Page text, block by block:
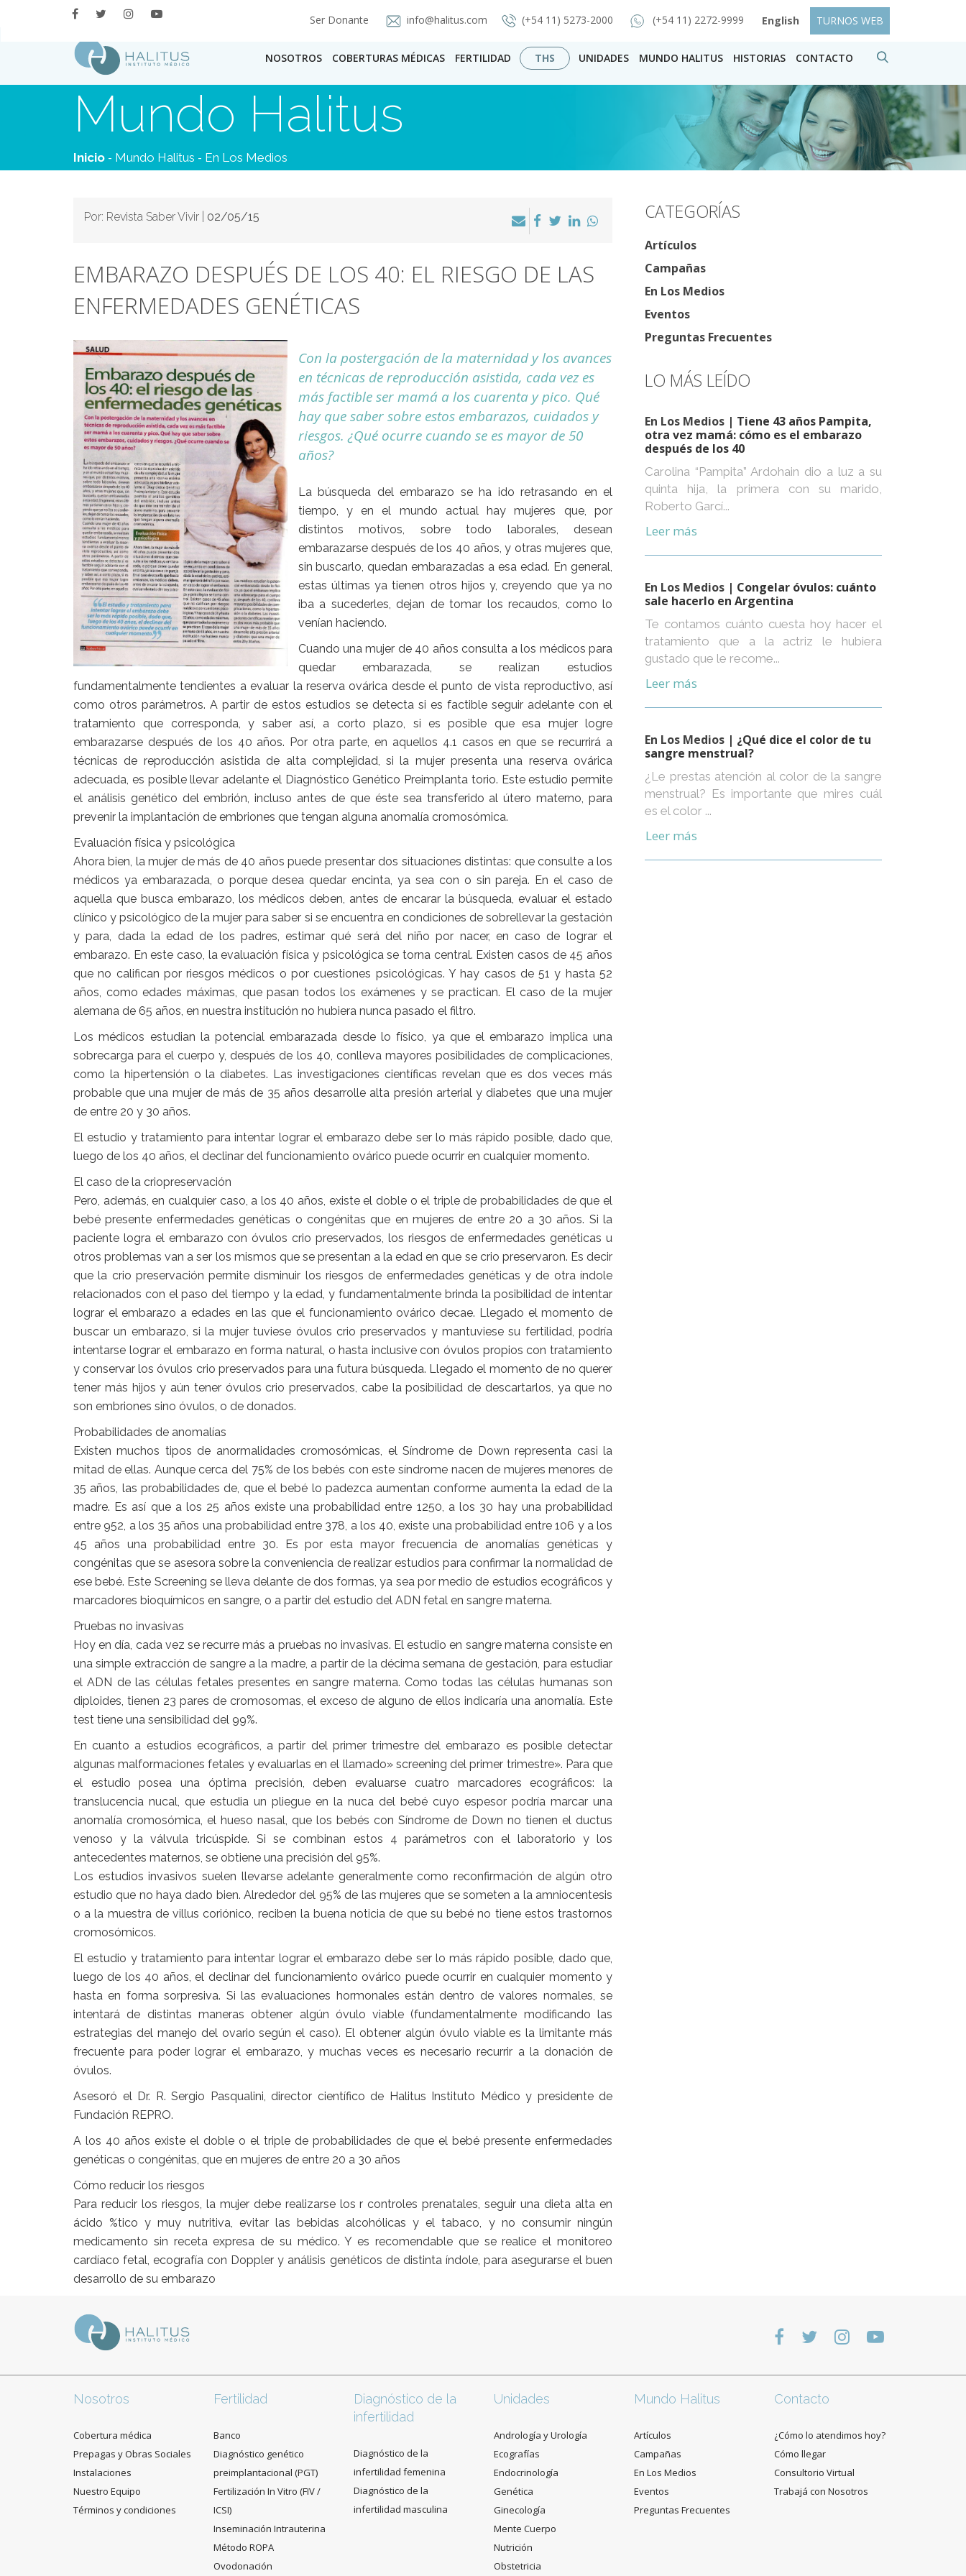
Ser Donante info@halitus.com (+54 11) 5273-2000 (+54 11) 2272-9999 English TURNOS WEB
NOSOTROS COBERTURAS MÉDICAS FERTILIDAD THS UNIDADES MUNDO HALITUS HISTORIAS CONTACTO
Mundo Halitus
Inicio - Mundo Halitus - En Los Medios
Por: Revista Saber Vivir | 02/05/15
EMBARAZO DESPUÉS DE LOS 40: EL RIESGO DE LAS
ENFERMEDADES GENÉTICAS
Con la postergación de la maternidad y los avances
en técnicas de reproducción asistida, cada vez es
más factible ser mamá a los cuarenta y pico. Qué
hay que saber sobre estos embarazos, cuidados y
riesgos. ¿Qué ocurre cuando se es mayor de 50
años?
La búsqueda del embarazo se ha ido retrasando en el
tiempo, y en el mundo actual hay mujeres que, por
distintos motivos, sobre todo laborales, desean
embarazarse después de los 40 años, y otras mujeres que,
sin buscarlo, quedan embarazadas a esa edad. En general,
estas últimas ya tienen otros hijos y, creyendo que ya no
iba a sucederles, dejan de tomar los recaudos, como lo
venían haciendo.
Cuando una mujer de 40 años consulta a los médicos para
quedar embarazada, se realizan estudios
fundamentalmente tendientes a evaluar la reserva ovárica desde el punto de vista reproductivo, así
como otros parámetros. A partir de estos estudios se detecta si es factible seguir adelante con el
tratamiento que corresponda, y saber así, a corto plazo, si es posible que esa mujer logre
embarazarse después de los 40 años. Por otra parte, en aquellos 4.1 casos en que se recurrirá a
técnicas de reproducción asistida de alta complejidad, si la mujer presenta una reserva ovárica
adecuada, es posible llevar adelante el Diagnóstico Genético Preimplanta torio. Este estudio permite
el análisis genético del embrión, incluso antes de que éste sea transferido al útero materno, para
prevenir la implantación de embriones que tengan alguna anomalía cromosómica.
Evaluación física y psicológica
Ahora bien, la mujer de más de 40 años puede presentar dos situaciones distintas: que consulte a los
médicos ya embarazada, o porque desea quedar encinta, ya sea con o sin pareja. En el caso de
aquella que busca embarazo, los médicos deben, antes de encarar la búsqueda, evaluar el estado
clínico y psicológico de la mujer para saber si se encuentra en condiciones de sobrellevar la gestación
y para, dada la edad de los padres, estimar qué será del niño por nacer, en caso de lograr el
embarazo. En este caso, la evaluación física y psicológica se torna central. Existen casos de 45 años
que no califican por riesgos médicos o por cuestiones psicológicas. Y hay casos de 51 y hasta 52
años, como edades máximas, que pasan todos los exámenes y se practican. El caso de la mujer
alemana de 65 años, en nuestra institución no hubiera nunca pasado el filtro.
Los médicos estudian la potencial embarazada desde lo físico, ya que el embarazo implica una
sobrecarga para el cuerpo y, después de los 40, conlleva mayores posibilidades de complicaciones,
como la hipertensión o la diabetes. Las investigaciones científicas revelan que es dos veces más
probable que una mujer de más de 35 años desarrolle alta presión arterial y diabetes que una mujer
de entre 20 y 30 años.
El estudio y tratamiento para intentar lograr el embarazo debe ser lo más rápido posible, dado que,
luego de los 40 años, el declinar del funcionamiento ovárico puede ocurrir en cualquier momento.
El caso de la criopreservación
Pero, además, en cualquier caso, a los 40 años, existe el doble o el triple de probabilidades de que el
bebé presente enfermedades genéticas o congénitas que en mujeres de entre 20 a 30 años. Si la
paciente logra el embarazo con óvulos crio preservados, los riesgos de enfermedades genéticas u
otros problemas van a ser los mismos que se presentan a la edad en que se crio preservaron. Es decir
que la crio preservación permite disminuir los riesgos de enfermedades genéticas y de otra índole
relacionados con el paso del tiempo y la edad, y fundamentalmente brinda la posibilidad de intentar
lograr el embarazo a edades en las que el funcionamiento ovárico decae. Llegado el momento de
buscar un embarazo, si la mujer tuviese óvulos crio preservados y mantuviese su fertilidad, podría
intentarse lograr el embarazo en forma natural, o hasta inclusive con óvulos propios con tratamiento
y conservar los óvulos crio preservados para una futura búsqueda. Llegado el momento de no querer
tener más hijos y aún tener óvulos crio preservados, cabe la posibilidad de descartarlos, ya que no
son embriones sino óvulos, o de donados.
Probabilidades de anomalías
Existen muchos tipos de anormalidades cromosómicas, el Síndrome de Down representa casi la
mitad de ellas. Aunque cerca del 75% de los bebés con este síndrome nacen de mujeres menores de
35 años, las probabilidades de, que el bebé lo padezca aumentan conforme aumenta la edad de la
madre. Es así que a los 25 años existe una probabilidad entre 1250, a los 30 hay una probabilidad
entre 952, a los 35 años una probabilidad entre 378, a los 40, existe una probabilidad entre 106 y a los
45 años una probabilidad entre 30. Es por esta mayor frecuencia de anomalías genéticas y
congénitas que se asesora sobre la conveniencia de realizar estudios para confirmar la normalidad de
ese bebé. Este Screening se lleva delante de dos formas, ya sea por medio de estudios ecográficos y
marcadores bioquímicos en sangre, o a partir del estudio del ADN fetal en sangre materna.
Pruebas no invasivas
Hoy en día, cada vez se recurre más a pruebas no invasivas. El estudio en sangre materna consiste en
una simple extracción de sangre a la madre, a partir de la décima semana de gestación, para estudiar
el ADN de las células fetales presentes en sangre materna. Como todas las células humanas son
diploides, tienen 23 pares de cromosomas, el exceso de alguno de ellos indicaría una anomalía. Este
test tiene una sensibilidad del 99%.
En cuanto a estudios ecográficos, a partir del primer trimestre del embarazo es posible detectar
algunas malformaciones fetales y evaluarlas en el llamado» screening del primer trimestre». Para que
el estudio posea una óptima precisión, deben evaluarse cuatro marcadores ecográficos: la
translucencia nucal, que estudia un pliegue en la nuca del bebé cuyo espesor podría marcar una
anomalía cromosómica, el hueso nasal, que los bebés con Síndrome de Down no tienen el ductus
venoso y la válvula tricúspide. Si se combinan estos 4 parámetros con el laboratorio y los
antecedentes maternos, se obtiene una precisión del 95%.
Los estudios invasivos suelen llevarse adelante generalmente como reconfirmación de algún otro
estudio que no haya dado bien. Alrededor del 95% de las mujeres que se someten a la amniocentesis
o a la muestra de villus coriónico, reciben la buena noticia de que su bebé no tiene estos trastornos
cromosómicos.
El estudio y tratamiento para intentar lograr el embarazo debe ser lo más rápido posible, dado que,
luego de los 40 años, el declinar del funcionamiento ovárico puede ocurrir en cualquier momento y
hasta en forma sorpresiva. Si las evaluaciones hormonales están dentro de valores normales, se
intentará de distintas maneras obtener algún óvulo viable (fundamentalmente modificando las
estrategias del manejo del ovario según el caso). El obtener algún óvulo viable es la limitante más
frecuente para poder lograr el embarazo, y muchas veces es necesario recurrir a la donación de
óvulos.
Asesoró el Dr. R. Sergio Pasqualini, director científico de Halitus Instituto Médico y presidente de
Fundación REPRO.
A los 40 años existe el doble o el triple de probabilidades de que el bebé presente enfermedades
genéticas o congénitas, que en mujeres de entre 20 a 30 años
Cómo reducir los riesgos
Para reducir los riesgos, la mujer debe realizarse los r controles prenatales, seguir una dieta alta en
ácido %tico y muy nutritiva, evitar las bebidas alcohólicas y el tabaco, y no consumir ningún
medicamento sin receta expresa de su médico. Y es recomendable que se realice el monitoreo
cardíaco fetal, ecografía con Doppler y análisis genéticos de distinta índole, para asegurarse el buen
desarrollo de su embarazo
CATEGORÍAS
Artículos
Campañas
En Los Medios
Eventos
Preguntas Frecuentes
LO MÁS LEÍDO
En Los Medios | Tiene 43 años Pampita,
otra vez mamá: cómo es el embarazo
después de los 40
Carolina “Pampita” Ardohain dio a luz a su
quinta hija, la primera con su marido,
Roberto Garcí...
Leer más
En Los Medios | Congelar óvulos: cuánto
sale hacerlo en Argentina
Te contamos cuánto cuesta hoy hacer el
tratamiento que a la actriz le hubiera
gustado que le recome...
Leer más
En Los Medios | ¿Qué dice el color de tu
sangre menstrual?
¿Le prestas atención al color de la sangre
menstrual? Es importante que mires cuál
es el color ...
Leer más
Nosotros
Cobertura médica
Prepagas y Obras Sociales
Instalaciones
Nuestro Equipo
Términos y condiciones
Fertilidad
Banco
Diagnóstico genético
preimplantacional (PGT)
Fertilización In Vitro (FIV /
ICSI)
Inseminación Intrauterina
Método ROPA
Ovodonación
Diagnóstico de la
infertilidad
Diagnóstico de la
infertilidad femenina
Diagnóstico de la
infertilidad masculina
Unidades
Andrología y Urología
Ecografías
Endocrinología
Genética
Ginecología
Mente Cuerpo
Nutrición
Obstetricia
Mundo Halitus
Artículos
Campañas
En Los Medios
Eventos
Preguntas Frecuentes
Contacto
¿Cómo lo atendimos hoy?
Cómo llegar
Consultorio Virtual
Trabajá con Nosotros